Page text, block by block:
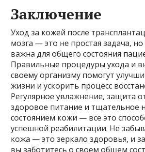
Заключение
Уход за кожей после
мозга — это не простая задача,
важна для общего состояния
Правильные процедуры ухода и
своему организму помогут
жизни и ускорить процесс
Регулярное увлажнение, защита
здоровое питание и тщательное
состоянием кожи — все это
успешной реабилитации. Не
кожа — это зеркало здоровья, и
вы заботитесь о своем общем